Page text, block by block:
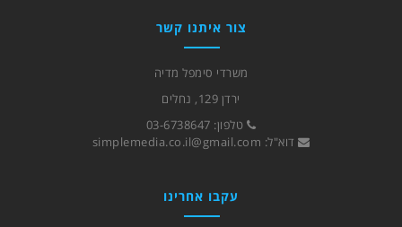
צור איתנו קשר
משרדי סימפל מדיה
ירדן 129, נחלים
טלפון: 03-6738647
דוא"ל: simplemedia.co.il@gmail.com
עקבו אחרינו